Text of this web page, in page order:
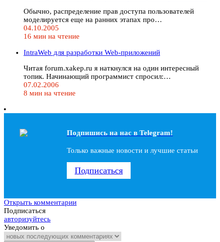
Обычно, распределение прав доступа пользователей
моделируется еще на ранних этапах про…
04.10.2005
16 мин на чтение
IntraWeb для разработки Web-приложений
Читая forum.xakep.ru я наткнулся на один интересный
топик. Начинающий программист спросил:…
07.02.2006
8 мин на чтение
Подпишись на наc в Telegram!
Только важные новости и лучшие статьи
Подписаться
Открыть комментарии
Подписаться
авторизуйтесь
Уведомить о